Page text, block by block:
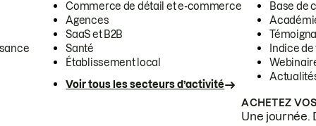
Commerce de détail et e-commerce
Agences
SaaS et B2B
Santé
Établissement local
Voir tous les secteurs d’activité
Base de
Indice
ACHETEZ
Une journée.